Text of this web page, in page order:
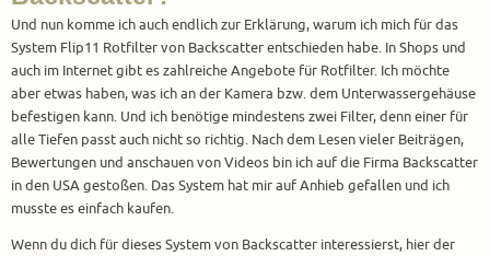
Und nun komme ich auch endlich zur Erklärung, warum ich mich für das
System Flip11 Rotfilter von Backscatter entschieden habe. In Shops und
auch im Internet gibt es zahlreiche Angebote für Rotfilter. Ich möchte
aber etwas haben, was ich an der Kamera bzw. dem Unterwassergehäuse
befestigen kann. Und ich benötige mindestens zwei Filter, denn einer für
alle Tiefen passt auch nicht so richtig. Nach dem Lesen vieler Beiträgen,
Bewertungen und anschauen von Videos bin ich auf die Firma Backscatter
in den USA gestoßen. Das System hat mir auf Anhieb gefallen und ich
musste es einfach kaufen.
Wenn du dich für dieses System von Backscatter interessierst, hier der